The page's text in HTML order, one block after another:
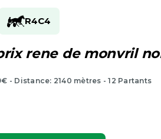
R4C4
rene de monvril
- Distance: 2140 mètres - 12 Partants